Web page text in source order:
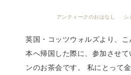
アンティークのおはなし · シ
英国・コッツウォルズより、
本へ帰国した際に、参加させ
ンのお茶会です。 私にとって